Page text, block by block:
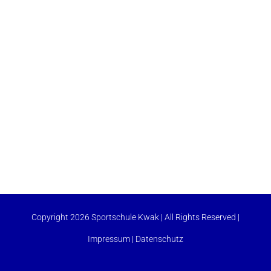
Copyright 2026 Sportschule Kwak | All Rights Reserved |
Impressum | Datenschutz